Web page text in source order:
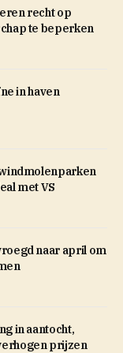
recht op
te beperken
in haven
met VS
naar april om
in aantocht,
prijzen